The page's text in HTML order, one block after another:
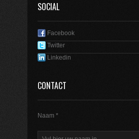
SOCIAL
Facebook
Twitter
Linkedin
CONTACT
Naam *